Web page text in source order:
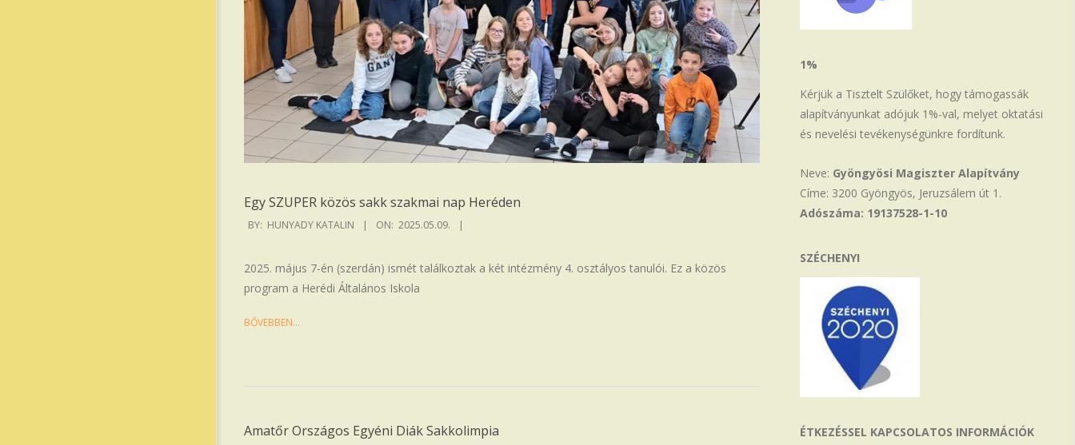
Egy SZUPER közös sakk szakmai nap Heréden
2025-
BY: HUNYADY KATALIN ON: 2025.05.09.
2025. május 7-én (szerdán) ismét találkoztak a két intézmény 4. osztályos tanulói. Ez a közös
program a Herédi Általános Iskola
BŐVEBBEN…
Amatőr Országos Egyéni Diák Sakkolimpia
1%
Kérjük a Tisztelt Szülőket, hogy támogassák
alapítványunkat adójuk 1%-val, melyet oktatási
és nevelési tevékenységünkre fordítunk.
Neve: Gyöngyösi Magiszter Alapítvány
Címe: 3200 Gyöngyös, Jeruzsálem út 1.
Adószáma: 19137528-1-10
SZÉCHENYI
ÉTKEZÉSSEL KAPCSOLATOS INFORMÁCIÓK